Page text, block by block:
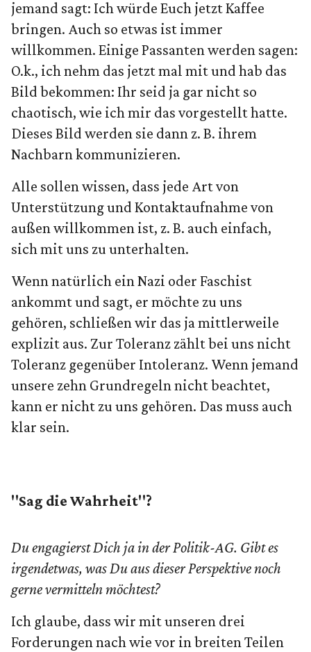
jemand sagt: Ich würde Euch jetzt Kaffee
bringen. Auch so etwas ist immer
willkommen. Einige Passanten werden sagen:
O.k., ich nehm das jetzt mal mit und hab das
Bild bekommen: Ihr seid ja gar nicht so
chaotisch, wie ich mir das vorgestellt hatte.
Dieses Bild werden sie dann z. B. ihrem
Nachbarn kommunizieren.
Alle sollen wissen, dass jede Art von
Unterstützung und Kontaktaufnahme von
außen willkommen ist, z. B. auch einfach,
sich mit uns zu unterhalten.
Wenn natürlich ein Nazi oder Faschist
ankommt und sagt, er möchte zu uns
gehören, schließen wir das ja mittlerweile
explizit aus. Zur Toleranz zählt bei uns nicht
Toleranz gegenüber Intoleranz. Wenn jemand
unsere zehn Grundregeln nicht beachtet,
kann er nicht zu uns gehören. Das muss auch
klar sein.
"Sag die Wahrheit"?
Du engagierst Dich ja in der Politik-AG. Gibt es
irgendetwas, was Du aus dieser Perspektive noch
gerne vermitteln möchtest?
Ich glaube, dass wir mit unseren drei
Forderungen nach wie vor in breiten Teilen